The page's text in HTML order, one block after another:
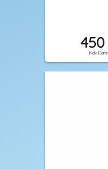
450
Kdv Dahil